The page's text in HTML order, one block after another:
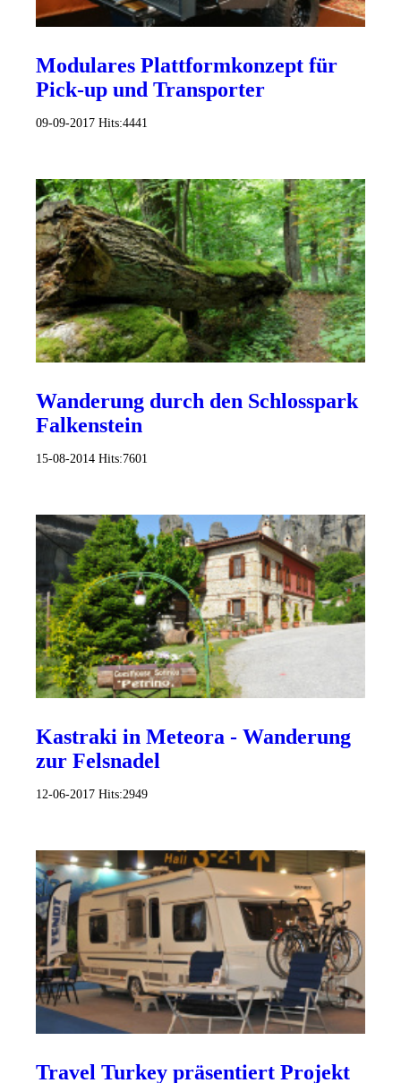
Modulares Plattformkonzept für
Pick-up und Transporter
09-09-2017 Hits:4441
Wanderung durch den Schlosspark
Falkenstein
15-08-2014 Hits:7601
Kastraki in Meteora - Wanderung
zur Felsnadel
12-06-2017 Hits:2949
Travel Turkey präsentiert Projekt